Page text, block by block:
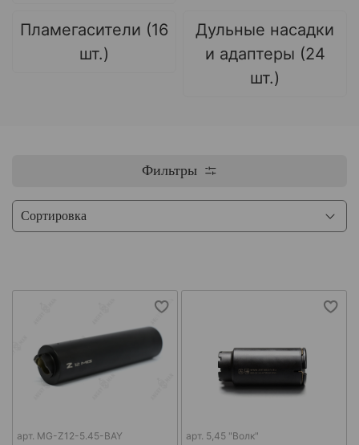
Пламегасители (16
шт.)
Дульные насадки
и адаптеры (24
шт.)
Фильтры
арт. MG-Z12-5.45-BAY арт. 5,45 "Волк"